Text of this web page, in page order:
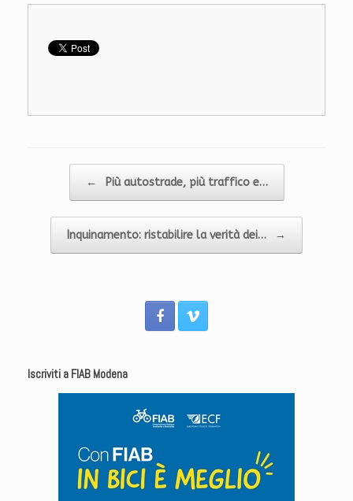
←
Più autostrade, più traffico e…
Inquinamento: ristabilire la verità dei… →
Iscriviti a FIAB Modena